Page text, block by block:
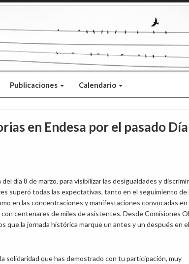
Publicaciones Calendario
en Endesa por el pasado Día
día 8 de marzo, para visibilizar las desigualdades y
superó todas las expectativas, tanto en el seguimiento de
en las concentraciones y manifestaciones convocadas
con centenares de miles de asistentes. Desde Comisiones
que la jornada histórica marque un antes y un después en
solidaridad que has demostrado con tu participación, muy